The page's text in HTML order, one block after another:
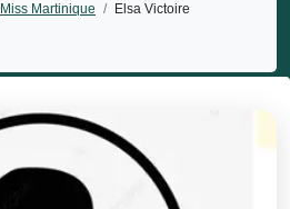
Miss Martinique / Elsa Victoire